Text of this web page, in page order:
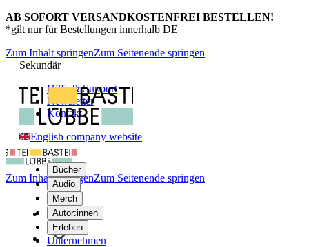
AB SOFORT VERSANDKOSTENFREI BESTELLEN!
*gilt nur für Bestellungen innerhalb DE
Zum Inhalt springenZum Seitenende springen
Sekundär
Hilfe & Support
Newsletter
Kontakt
English company website
Bücher
Audio
Merch
Autor:innen
Erleben
Unternehmen
Zum Inhalt springenZum Seitenende springen